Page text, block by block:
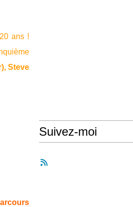
ans !
Steve
Suivez-moi